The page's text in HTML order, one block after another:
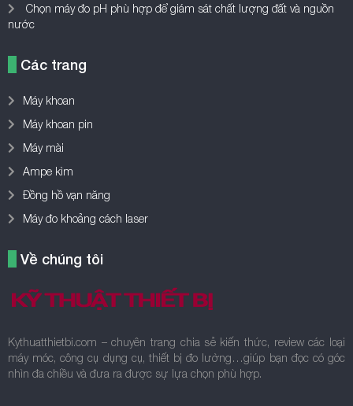
Chọn máy đo pH phù hợp để giám sát chất lượng đất và nguồn
nước
Các trang
Máy khoan
Máy khoan pin
Máy mài
Ampe kìm
Đồng hồ vạn năng
Máy đo khoảng cách laser
Về chúng tôi
Kythuatthietbi.com – chuyên trang chia sẻ kiến thức, review các loại
máy móc, công cụ dụng cụ, thiết bị đo lường…giúp bạn đọc có góc
nhìn đa chiều và đưa ra được sự lựa chọn phù hợp.